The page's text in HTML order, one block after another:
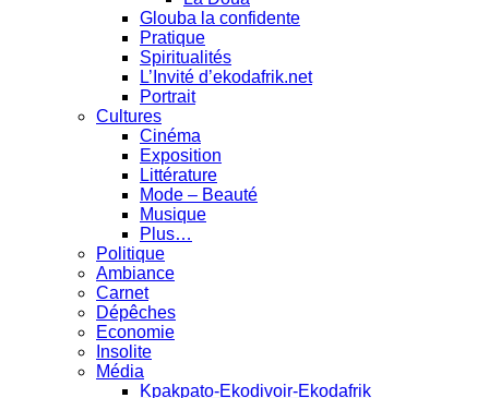
Glouba la confidente
Pratique
Spiritualités
L’Invité d’ekodafrik.net
Portrait
Cultures
Cinéma
Exposition
Littérature
Mode – Beauté
Musique
Plus…
Politique
Ambiance
Carnet
Dépêches
Economie
Insolite
Média
Kpakpato-Ekodivoir-Ekodafrik